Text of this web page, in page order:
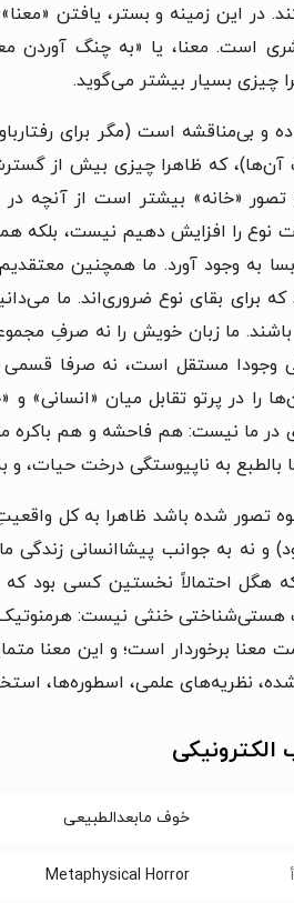
در این زمینه و بستر، یافتن
است. معنا، یا «به چنگ آوردن
چیزی بسیار بیشتر می‌گوید.
و بی‌مناقشه است (مگر برای
آن‌ها)، که ظاهرا چیزی بیش از
تصور «خانه» بیشتر است از آنچه
نوع را افزایش دهیم نیست، بلکه
به وجود آورد. ما همچنین
برای بقای نوع ضروری‌اند. ما
ما زبان خویش را نه صرفِ
وجودا مستقل است، نه صرفا قسمی
را در پرتو تقابل میان
در ما نیست: هم فاحشه و هم باکره
بالطبع به ناپیوستگی درخت حیات،
تصور شده باشد ظاهرا به کل
و نه به جوانب پیشاانسانی
هگل احتمالاً نخستین کسی بود که
هستی‌شناختی خنثی نیست: هرمنوتیک
معنا برخوردار است؛ و این معنا
نظریه‌های علمی، اسطوره‌ها،
خوف مابعدالطبیعی
Metaphysical Horror